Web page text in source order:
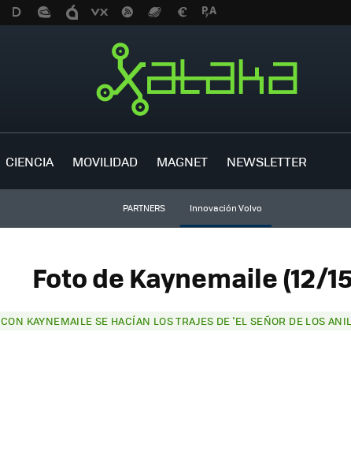
CIENCIA MOVILIDAD MAGNET NEWSLETTER
PARTNERS Innovación Volvo
Foto de Kaynemaile (12/
CON KAYNEMAILE SE HACÍAN LOS TRAJES DE 'EL SEÑOR DE LOS